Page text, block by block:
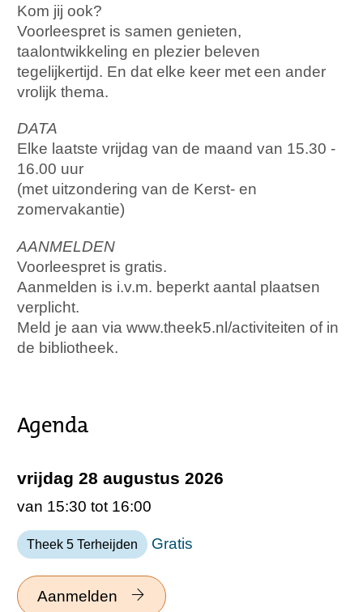
Kom jij ook?
Voorleespret is samen genieten,
taalontwikkeling en plezier beleven
tegelijkertijd. En dat elke keer met een ander
vrolijk thema.
DATA
Elke laatste vrijdag van de maand van 15.30 -
16.00 uur
(met uitzondering van de Kerst- en
zomervakantie)
AANMELDEN
Voorleespret is gratis.
Aanmelden is i.v.m. beperkt aantal plaatsen
verplicht.
Meld je aan via www.theek5.nl/activiteiten of in
de bibliotheek.
Agenda
vrijdag 28 augustus 2026
van 15:30 tot 16:00
Theek 5 Terheijden Gratis
Aanmelden